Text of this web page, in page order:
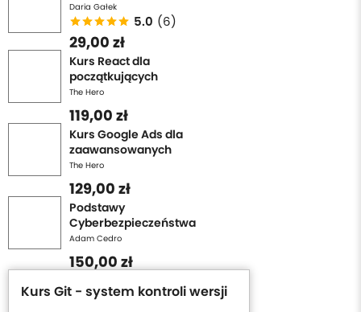
Daria Gałek
5.0 (6)
29,00 zł
Kurs React dla
początkujących
The Hero
119,00 zł
Kurs Google Ads dla
zaawansowanych
The Hero
129,00 zł
Podstawy
Cyberbezpieczeństwa
Adam Cedro
150,00 zł
Kurs Git - system kontroli wersji